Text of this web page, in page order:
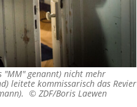
"MM" genannt) nicht mehr
leitete kommissarisch das Revier
© ZDF/Boris Laewen